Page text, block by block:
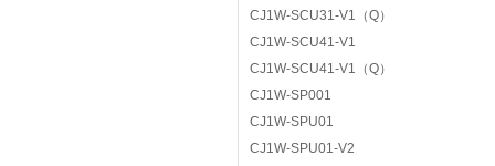
CJ1W-SCU31-V1（Q）
CJ1W-SCU41-V1
CJ1W-SCU41-V1（Q）
CJ1W-SP001
CJ1W-SPU01
CJ1W-SPU01-V2